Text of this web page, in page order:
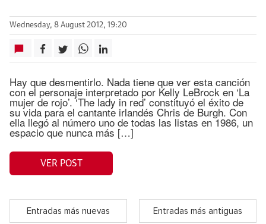
Wednesday, 8 August 2012, 19:20
Hay que desmentirlo. Nada tiene que ver esta canción
con el personaje interpretado por Kelly LeBrock en ‘La
mujer de rojo’. ‘The lady in red’ constituyó el éxito de
su vida para el cantante irlandés Chris de Burgh. Con
ella llegó al número uno de todas las listas en 1986, un
espacio que nunca más […]
VER POST
Entradas más nuevas Entradas más antiguas